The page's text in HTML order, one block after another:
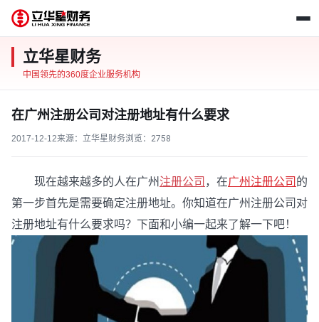
立华星财务
中国领先的360度企业服务机构
在广州注册公司对注册地址有什么要求
2017-12-12来源：立华星财务浏览： 2758
现在越来越多的人在广州 注册公司 ，在广州注册公司 的
第一步首先是需要确定注册地址。你知道在广州注册公司对
注册地址有什么要求吗？下面和小编一起来了解一下吧！